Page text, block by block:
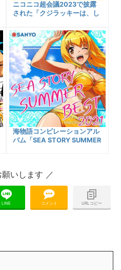
ニコニコ超会議2023で披露
された「クジラッキーは、し
も」がデジタル配信スター
ト！
海物語コンピレーションアル
バム「SEA STORY SUMMER
LINE コメント URLコピー